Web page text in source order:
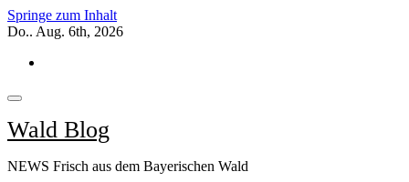
Springe zum Inhalt
Do.. Aug. 6th, 2026
Wald Blog
NEWS Frisch aus dem Bayerischen Wald